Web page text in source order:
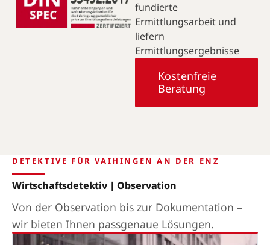
fundierte
Ermittlungsarbeit und
liefern
Ermittlungsergebnisse
Kostenfreie
Beratung
DETEKTIVE FÜR VAIHINGEN AN DER ENZ
Wirtschaftsdetektiv | Observation
Von der Observation bis zur Dokumentation –
wir bieten Ihnen passgenaue Lösungen.